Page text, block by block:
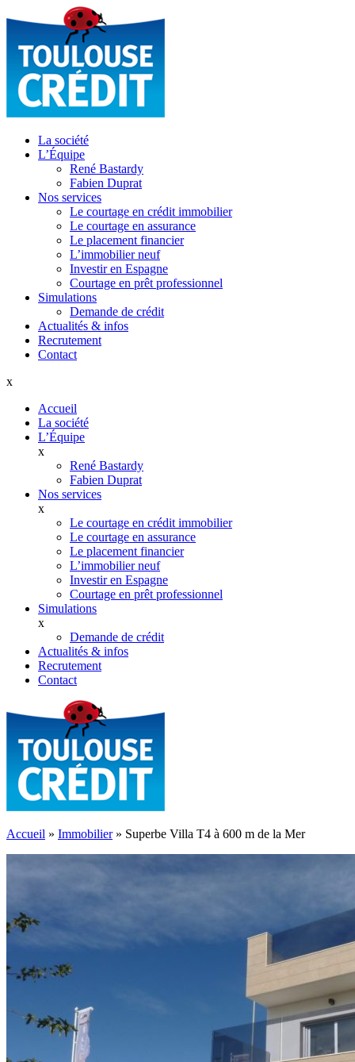
La société
L’Équipe
René Bastardy
Fabien Duprat
Nos services
Le courtage en crédit immobilier
Le courtage en assurance
Le placement financier
L’immobilier neuf
Investir en Espagne
Courtage en prêt professionnel
Simulations
Demande de crédit
Actualités & infos
Recrutement
Contact
x
Accueil
La société
L’Équipe
x
René Bastardy
Fabien Duprat
Nos services
x
Le courtage en crédit immobilier
Le courtage en assurance
Le placement financier
L’immobilier neuf
Investir en Espagne
Courtage en prêt professionnel
Simulations
x
Demande de crédit
Actualités & infos
Recrutement
Contact
Accueil » Immobilier» Superbe Villa T4 à 600 m de la Mer